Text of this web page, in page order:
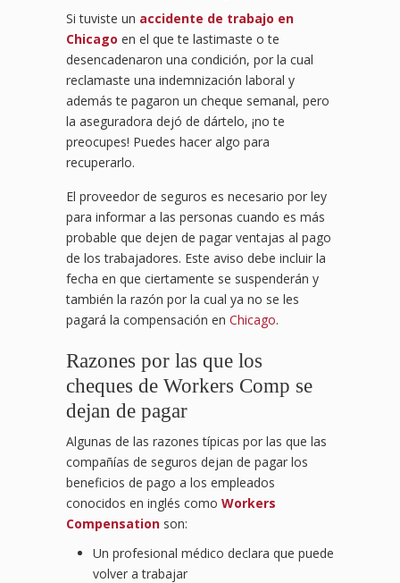
Si tuviste un accidente de trabajo en
Chicago en el que te lastimaste o te
desencadenaron una condición, por la cual
reclamaste una indemnización laboral y
además te pagaron un cheque semanal, pero
la aseguradora dejó de dártelo, ¡no te
preocupes! Puedes hacer algo para
recuperarlo.
El proveedor de seguros es necesario por ley
para informar a las personas cuando es más
probable que dejen de pagar ventajas al pago
de los trabajadores. Este aviso debe incluir la
fecha en que ciertamente se suspenderán y
también la razón por la cual ya no se les
pagará la compensación en Chicago.
Razones por las que los
cheques de Workers Comp se
dejan de pagar
Algunas de las razones típicas por las que las
compañías de seguros dejan de pagar los
beneficios de pago a los empleados
conocidos en inglés como Workers
Compensation son:
Un profesional médico declara que puede
volver a trabajar